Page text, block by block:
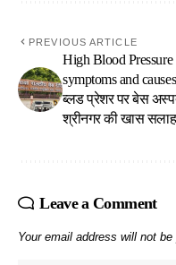
PREVIOUS ARTICLE
High Blood Pressure
symptoms and
ब्लड प्रेशर पर बेस
श्रीनगर की खास सलाह
Leave a Comment
Your email address will not be